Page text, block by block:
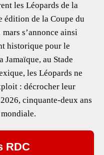
les Léopards de la
édition de la Coupe du
s’annonce ainsi
historique pour le
au Stade
les Léopards ne
: décrocher leur
cinquante-deux ans
RDC